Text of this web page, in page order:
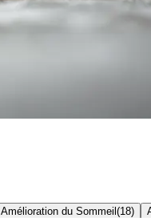
Amélioration du Sommeil (18)